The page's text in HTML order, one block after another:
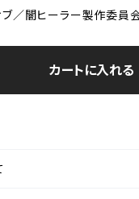
ブ／闇ヒーラー製作委員
カートに入れる